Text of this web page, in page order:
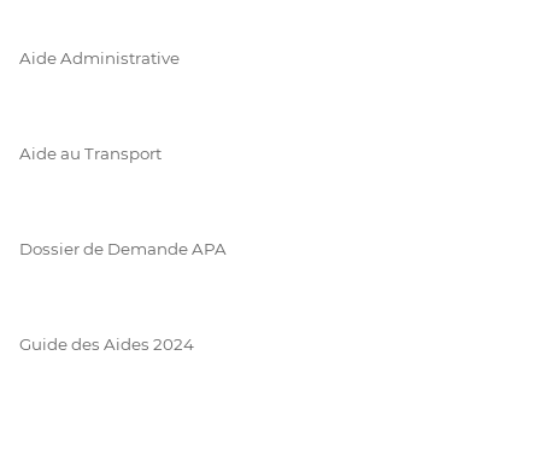
Aide Administrative
Aide au Transport
Dossier de Demande APA
Guide des Aides 2024